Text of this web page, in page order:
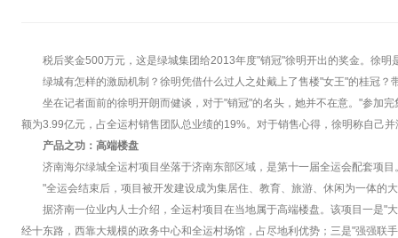
税后奖金500万元，这是绿城集团给2013年度"销冠"徐明开出的奖金。徐
绿城有怎样的激励机制？徐明凭借什么过人之处戴上了售楼"女王"的桂冠
坐在记者面前的徐明开朗而健谈，对于"销冠"的名头，她并不在意。"参加
额为3.99亿元，占全运村销售团队总业绩的19%。对于销售心得，徐明称自己
产品之功：高端楼盘
济南海尔绿城全运村项目坐落于济南东部区域，是第十一届全运会配套项
"全运会结束后，项目被开发建设成为集居住、教育、旅游、休闲为一体的
据济南一位业内人士介绍，全运村项目在当地属于高端楼盘。该项目一是"
经十东路，西靠大规模的政务中心和全运村场馆，占尽地利优势；三是"强强